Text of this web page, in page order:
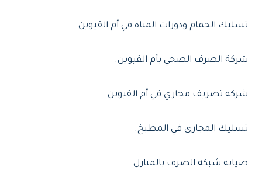
تسليك الحمام ودورات المياه في أم القيوين.
شركة الصرف الصحي بأم القيوين.
شركه تصريف مجاري في أم القيوين.
تسليك المجاري في المطبخ.
صيانة شبكة الصرف بالمنازل.